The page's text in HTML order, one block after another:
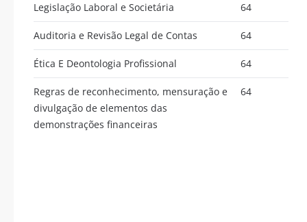
Legislação Laboral e Societária 64
Auditoria e Revisão Legal de Contas 64
Ética E Deontologia Profissional 64
Regras de reconhecimento, mensuração e
divulgação de elementos das
demonstrações financeiras
64